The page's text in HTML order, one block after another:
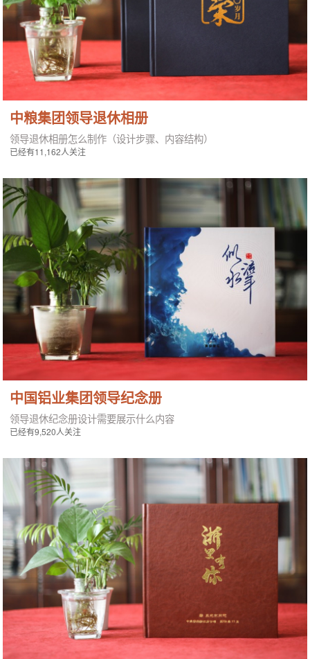
中粮集团领导退休相册
领导退休相册怎么制作（设计步骤、内容结构）
已经有11,162人关注
中国铝业集团领导纪念册
领导退休纪念册设计需要展示什么内容
已经有9,520人关注